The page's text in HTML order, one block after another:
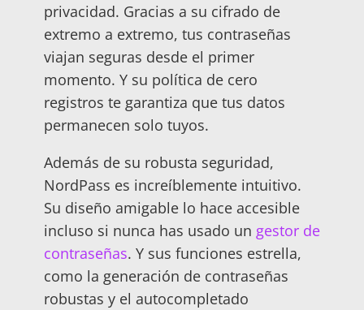
privacidad. Gracias a su cifrado de
extremo a extremo, tus contraseñas
viajan seguras desde el primer
momento. Y su política de cero
registros te garantiza que tus datos
permanecen solo tuyos.
Además de su robusta seguridad,
NordPass es increíblemente intuitivo.
Su diseño amigable lo hace accesible
incluso si nunca has usado un gestor de
contraseñas. Y sus funciones estrella,
como la generación de contraseñas
robustas y el autocompletado